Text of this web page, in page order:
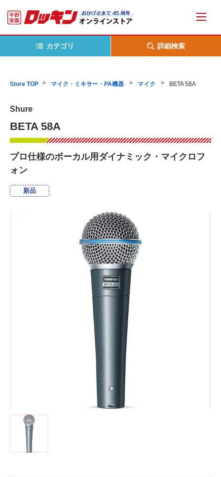
カテゴリ 詳細検索
Store TOP マイク・ミキサー・PA機器 マイク BETA 58A
Shure
BETA 58A
プロ仕様のボーカル用ダイナミック・マイクロフ
ォン
新品